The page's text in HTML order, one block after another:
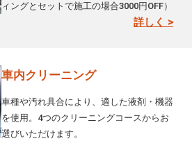
ィングとセットで施工の場合3000円OFF）
詳しく >
車内クリーニング
車種や汚れ具合により、適した液剤・機器
を使用。4つのクリーニングコースからお
選びいただけます。